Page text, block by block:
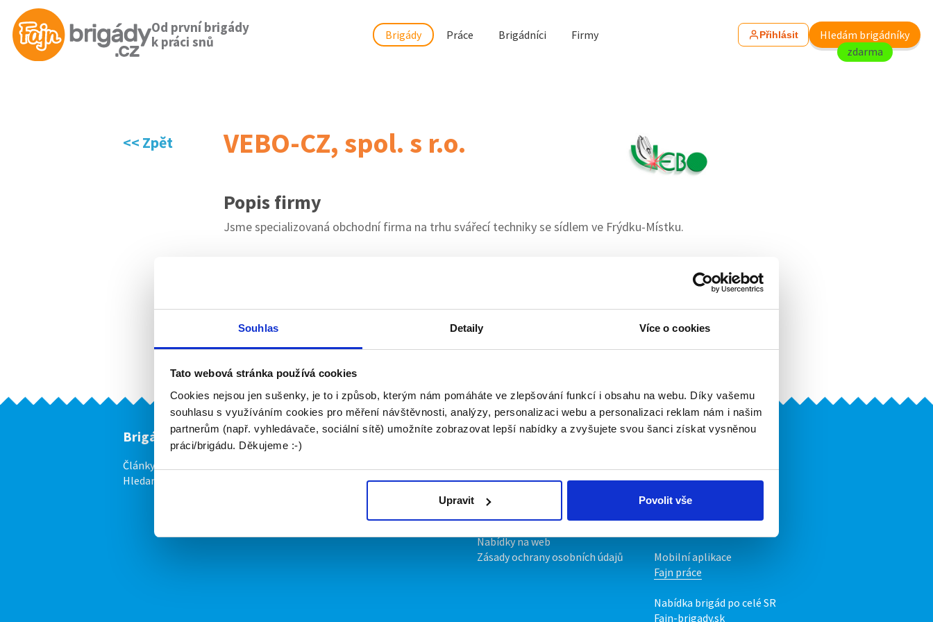
Souhlas Detaily Více o cookies
Tato webová stránka používá cookies
Cookies nejsou jen sušenky, je to i způsob, kterým nám pomáháte ve zlepšování funkcí i obsahu na webu. Díky vašemu
souhlasu s využíváním cookies pro měření návštěvnosti, analýzy, personalizaci webu a personalizaci reklam nám i našim
partnerům (např. vyhledávače, sociální sítě) umožníte zobrazovat lepší nabídky a zvyšujete svou šanci získat vysněnou
práci/brigádu. Děkujeme :-)
Upravit Povolit vše
Od první brigády
k práci snů
Brigády Práce Brigádníci Firmy Přihlásit
Hledám brigádníky
zdarma
<< Zpět VEBO-CZ, spol. s r.o.
Popis firmy
Jsme specializovaná obchodní firma na trhu svářecí techniky se sídlem ve Frýdku-Místku.
Aktuální brigády
Firma nyní nemá žádné volné pozice. Zkuste to prosím znovu za pár dní.
Brigádníci
Články
Hledané brigády
Firmy O portálu
O nás
Podmínky
Upravit předvolby cookies
Nabídky na web
Zásady ochrany osobních údajů
Naše další projekty
Fajn brigády
Mobilní aplikace
Fajn práce
Nabídka brigád po celé SR
Fajn-brigady.sk